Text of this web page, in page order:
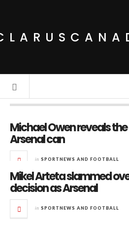
Michael Owen reveals
Arsenal can
in SPORTNEWS AND FOOTBALL
Mikel Arteta slammed
decision as Arsenal
in SPORTNEWS AND FOOTBALL